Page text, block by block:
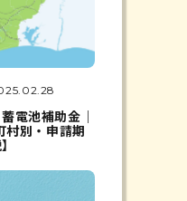
電池補助金｜
村別・申請期